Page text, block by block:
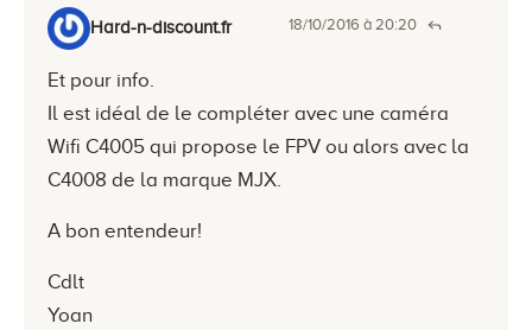
Hard-n-discount.fr 18/10/2016 à 20:20
Et pour info.
Il est idéal de le compléter avec une caméra
Wifi C4005 qui propose le FPV ou alors avec la
C4008 de la marque MJX.
A bon entendeur!
Cdlt
Yoan